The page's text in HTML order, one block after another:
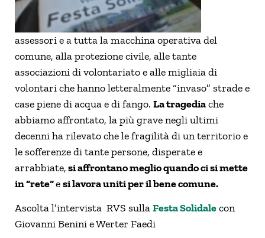
assessori e a tutta la macchina operativa del
comune, alla protezione civile, alle tante
associazioni di volontariato e alle migliaia di
volontari che hanno letteralmente “invaso” strade e
case piene di acqua e di fango. La tragediache
abbiamo affrontato, la più grave negli ultimi
decenni ha rilevato che le fragilità di un territorio e
le sofferenze di tante persone, disperate e
arrabbiate,si affrontano meglio quando ci si mette
in “rete“esi lavora uniti per il bene comune.
Ascolta l’intervista RVS sullaFesta Solidalecon
Giovanni Benini eWerter Faedi